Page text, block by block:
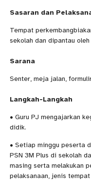
Sasaran dan
Tempat
sekolah dan dipantau
Sarana
Senter, meja jalan,
Langkah-Langkah
• Guru PJ mengajarkan
didik.
• Setiap minggu peserta
PSN 3M Plus di sekolah
masing serta melakukan
pelaksanaan, jenis